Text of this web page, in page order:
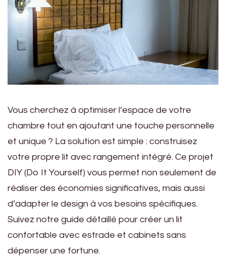
Vous cherchez à optimiser l’espace de votre
chambre tout en ajoutant une touche personnelle
et unique ? La solution est simple : construisez
votre propre lit avec rangement intégré. Ce projet
DIY (Do It Yourself) vous permet non seulement de
réaliser des économies significatives, mais aussi
d’adapter le design à vos besoins spécifiques.
Suivez notre guide détaillé pour créer un lit
confortable avec estrade et cabinets sans
dépenser une fortune.